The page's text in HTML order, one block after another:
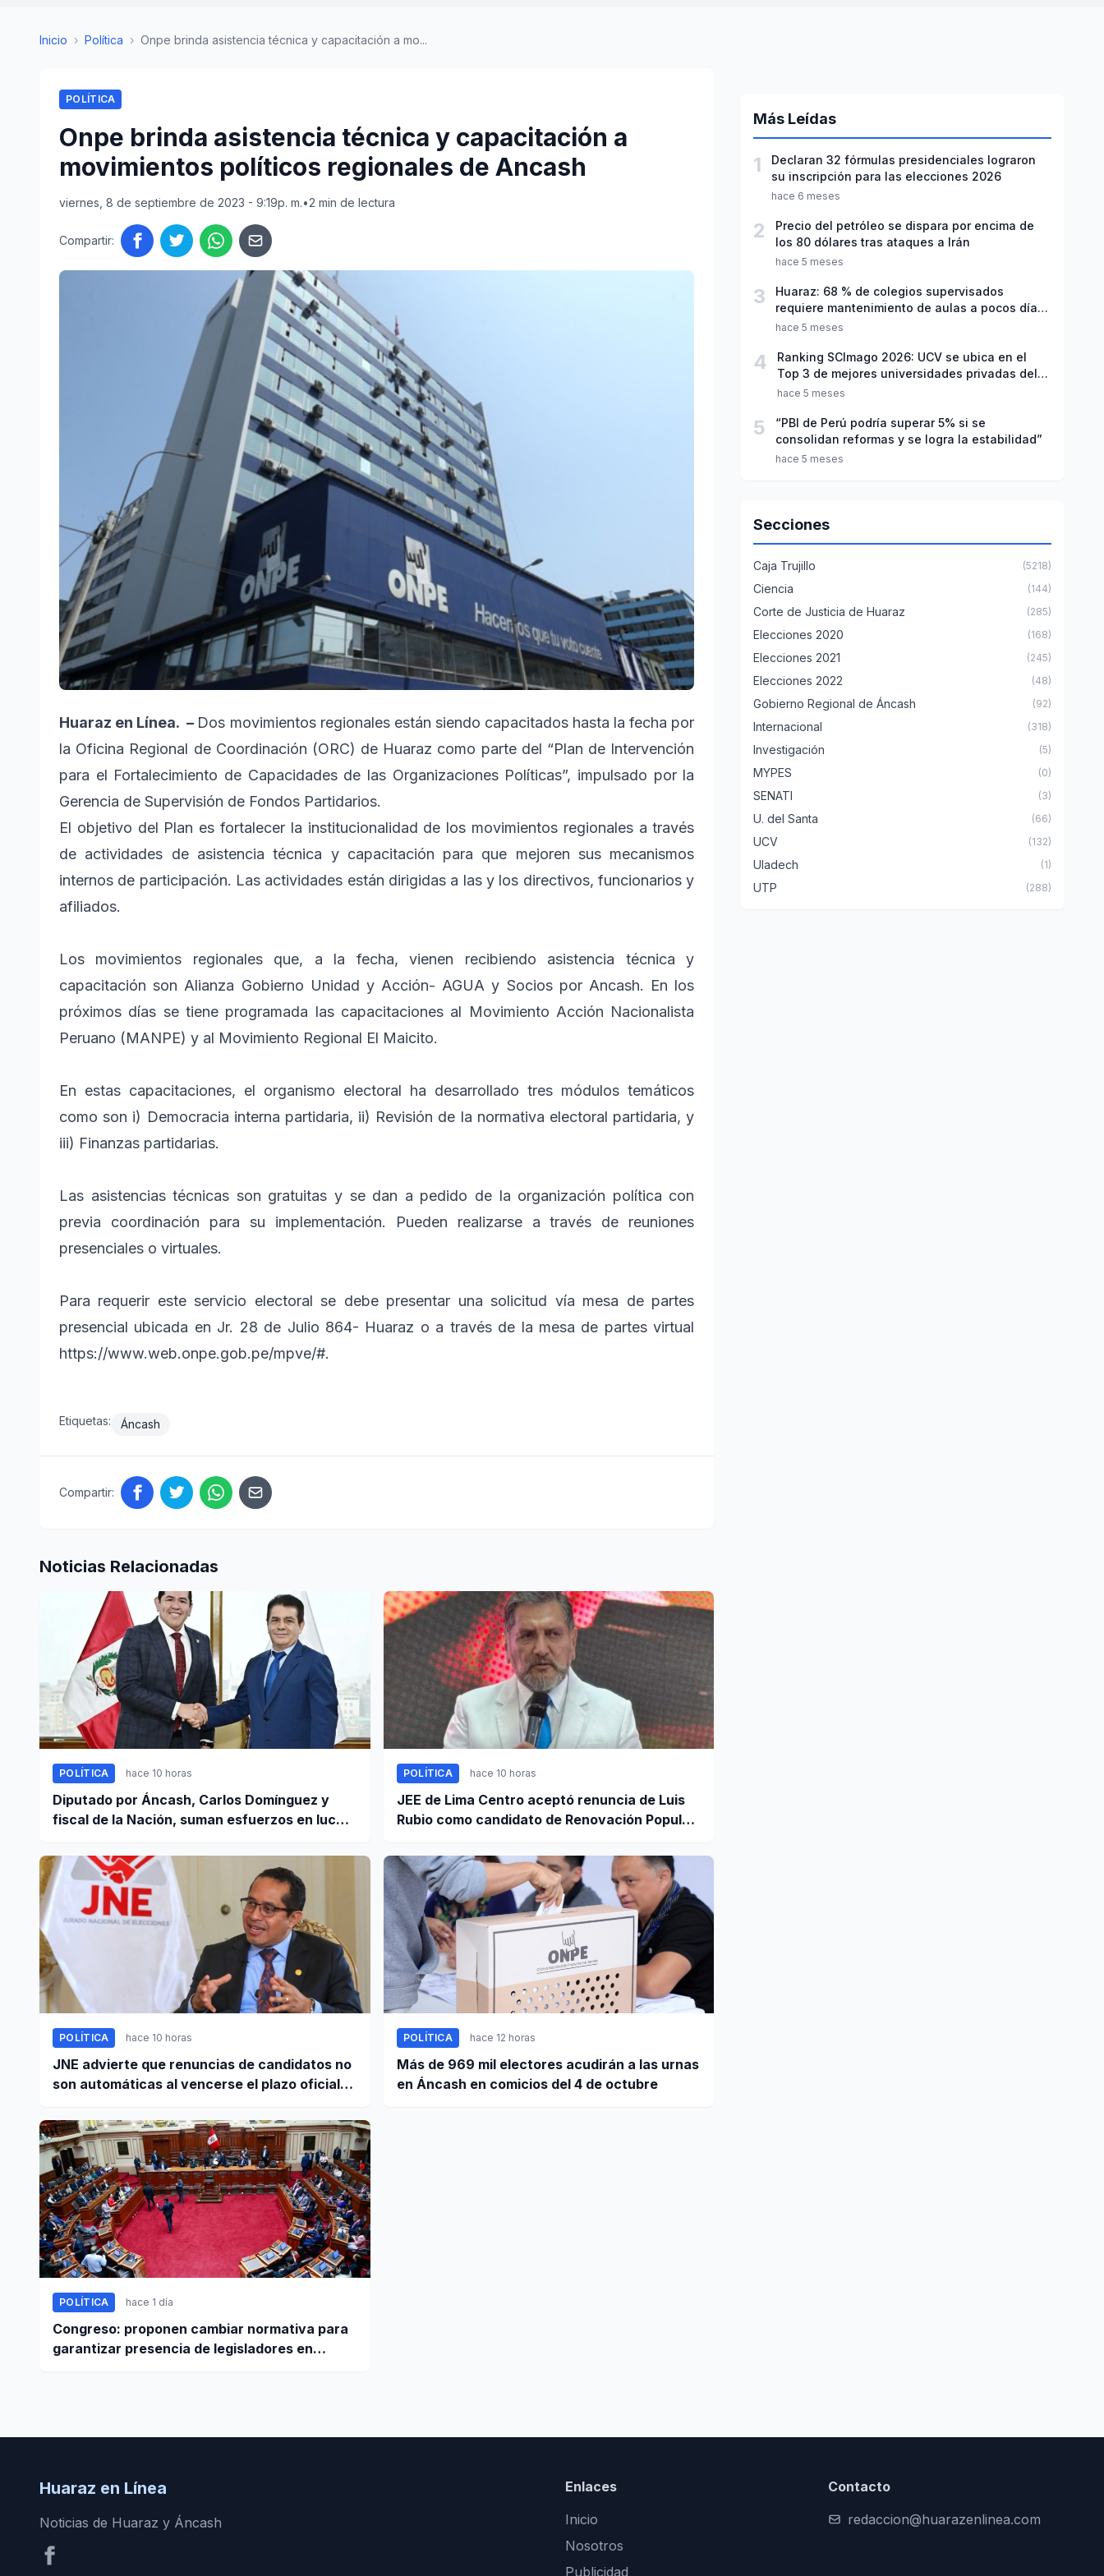
Inicio › Política › Onpe brinda asistencia técnica y capacitación a mo...
POLÍTICA
Onpe brinda asistencia técnica y capacitación a
movimientos políticos regionales de Ancash
viernes, 8 de septiembre de 2023 - 9:19p. m.•2 min de lectura
Compartir:
Huaraz en Línea. – Dos movimientos regionales están siendo capacitados hasta la fecha por
la Oficina Regional de Coordinación (ORC) de Huaraz como parte del “Plan de Intervención
para el Fortalecimiento de Capacidades de las Organizaciones Políticas”, impulsado por la
Gerencia de Supervisión de Fondos Partidarios.
El objetivo del Plan es fortalecer la institucionalidad de los movimientos regionales a través
de actividades de asistencia técnica y capacitación para que mejoren sus mecanismos
internos de participación. Las actividades están dirigidas a las y los directivos, funcionarios y
afiliados.
Los movimientos regionales que, a la fecha, vienen recibiendo asistencia técnica y
capacitación son Alianza Gobierno Unidad y Acción- AGUA y Socios por Ancash. En los
próximos días se tiene programada las capacitaciones al Movimiento Acción Nacionalista
Peruano (MANPE) y al Movimiento Regional El Maicito.
En estas capacitaciones, el organismo electoral ha desarrollado tres módulos temáticos
como son i) Democracia interna partidaria, ii) Revisión de la normativa electoral partidaria, y
iii) Finanzas partidarias.
Las asistencias técnicas son gratuitas y se dan a pedido de la organización política con
previa coordinación para su implementación. Pueden realizarse a través de reuniones
presenciales o virtuales.
Para requerir este servicio electoral se debe presentar una solicitud vía mesa de partes
presencial ubicada en Jr. 28 de Julio 864- Huaraz o a través de la mesa de partes virtual
https://www.web.onpe.gob.pe/mpve/#.
Etiquetas: Áncash
Compartir:
Noticias Relacionadas
POLÍTICA hace 10 horas
Diputado por Áncash, Carlos Domínguez y
fiscal de la Nación, suman esfuerzos en lucha
POLÍTICA hace 10 horas
JEE de Lima Centro aceptó renuncia de Luis
Rubio como candidato de Renovación Popular
POLÍTICA hace 10 horas
JNE advierte que renuncias de candidatos no
son automáticas al vencerse el plazo oficial
POLÍTICA hace 12 horas
Más de 969 mil electores acudirán a las urnas
en Áncash en comicios del 4 de octubre
POLÍTICA hace 1 día
Congreso: proponen cambiar normativa para
garantizar presencia de legisladores en
Más Leídas
1
Declaran 32 fórmulas presidenciales lograron
su inscripción para las elecciones 2026
hace 6 meses
2
Precio del petróleo se dispara por encima de
los 80 dólares tras ataques a Irán
hace 5 meses
3
Huaraz: 68 % de colegios supervisados
requiere mantenimiento de aulas a pocos días
de inicio del año escolar 2026
hace 5 meses
4
Ranking SCImago 2026: UCV se ubica en el
Top 3 de mejores universidades privadas del
Perú
hace 5 meses
5
“PBI de Perú podría superar 5% si se
consolidan reformas y se logra la estabilidad”
hace 5 meses
Secciones
Caja Trujillo (5218)
Ciencia (144)
Corte de Justicia de Huaraz (285)
Elecciones 2020 (168)
Elecciones 2021 (245)
Elecciones 2022 (48)
Gobierno Regional de Áncash (92)
Internacional (318)
Investigación (5)
MYPES (0)
SENATI (3)
U. del Santa (66)
UCV (132)
Uladech (1)
UTP (288)
Huaraz en Línea
Noticias de Huaraz y Áncash
Enlaces
Inicio
Nosotros
Publicidad
Contacto
redaccion@huarazenlinea.com